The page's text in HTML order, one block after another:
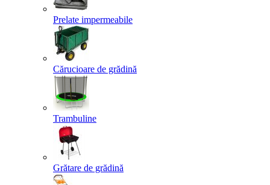
Prelate impermeabile
Cărucioare de grădină
Trambuline
Grătare de grădină